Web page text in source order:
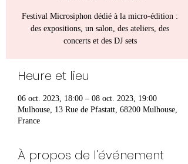
Festival Microsiphon dédié à la micro-édition :
des expositions, un salon, des ateliers, des
concerts et des DJ sets
Heure et lieu
06 oct. 2023, 18:00 – 08 oct. 2023, 19:00
Mulhouse, 13 Rue de Pfastatt, 68200 Mulhouse,
France
À propos de l'événement